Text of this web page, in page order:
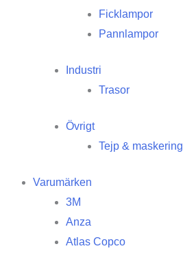
Ficklampor
Pannlampor
Industri
Trasor
Övrigt
Tejp & maskering
Varumärken
3M
Anza
Atlas Copco